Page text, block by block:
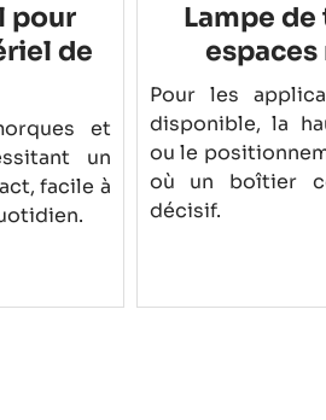
pour
de
et
un
facile à
Lampe
Pour les
disponible, la
ou le
où un boîtier
décisif.